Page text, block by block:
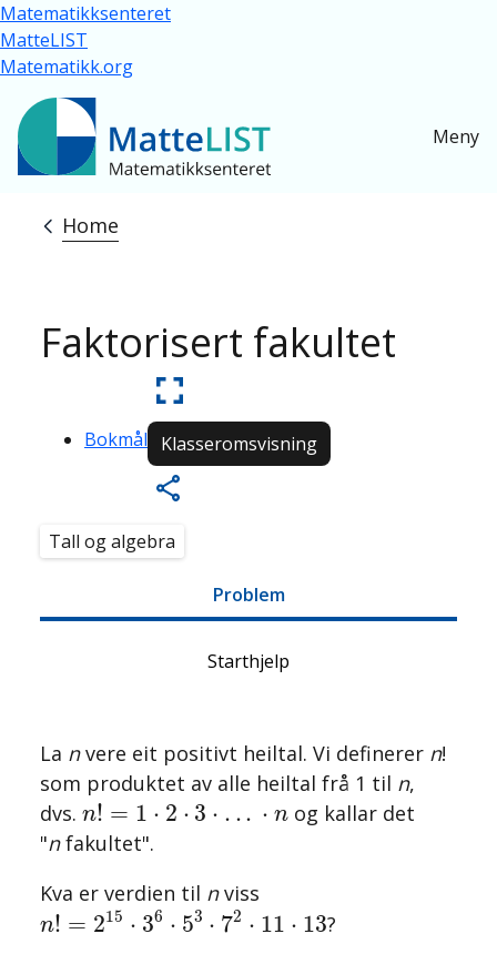
Skip to main content
Matematikksenteret
MatteLIST
Matematikk.org
Meny
Breadcrumb
Home
Faktorisert fakultet
Bokmål Klasseromsvisning
Tall og algebra
Problem
Starthjelp
La nvere eit positivt heiltal. Vi definerer n!
som produktet av alle heiltal frå 1 til n,
dvs. n! = 1 ⋅ 2 ⋅ 3 ⋅ . .. ⋅ n
n! ⋅2 3⋅ .⋅
og kallar det
"nfakultet".
Kva er verdien til nviss
n! = 215 ⋅ 36 ⋅ 53 ⋅ 72 ⋅ 11 ⋅ 13
n!= 215⋅36⋅53⋅72⋅11⋅13
?